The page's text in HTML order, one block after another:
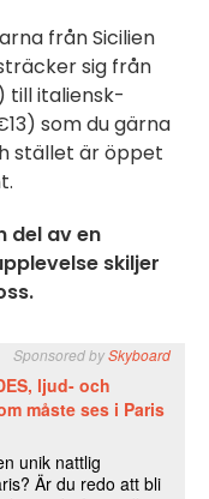
från Sicilien
sig från
till italiensk-
som du gärna
stället är öppet
del av en
skiljer